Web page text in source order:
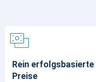
Rein erfolgsbasierte
Preise